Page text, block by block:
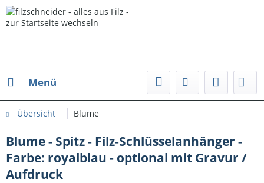
Menü
Übersicht Blume
Blume - Spitz - Filz-Schlüsselanhänger -
Farbe: royalblau - optional mit Gravur /
Aufdruck